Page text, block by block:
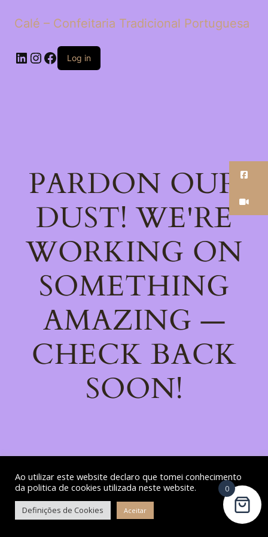
Calé – Confeitaria Tradicional Portuguesa
LinkedIn
Instagram
Facebook
Log in
PARDON OUR
DUST! WE'RE
WORKING ON
SOMETHING
AMAZING —
CHECK BACK
SOON!
Ao utilizar este website declaro que tomei conhecimento
da politica de cookies utilizada neste website.
Definições de Cookies Aceitar
0